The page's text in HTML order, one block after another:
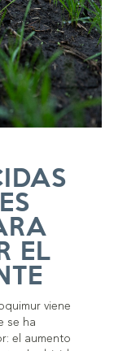
EL
viene
se ha
el aumento